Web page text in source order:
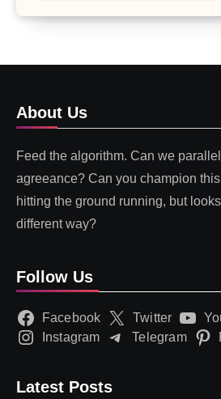
About Us
Feed the algorithm. Can we
agreeance? Can you champion
hitting the ground running, but
different way?
Follow Us
Facebook Twitter
Instagram
Telegram
Latest Posts